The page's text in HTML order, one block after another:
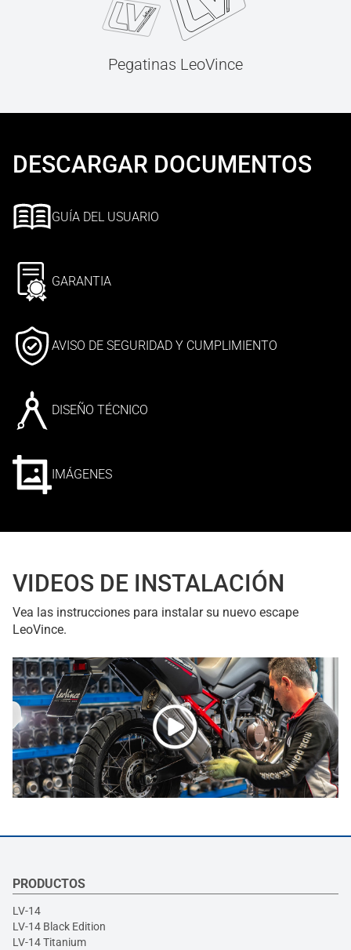
Pegatinas LeoVince
DESCARGAR DOCUMENTOS
GUÍA DEL USUARIO
GARANTIA
AVISO DE SEGURIDAD Y CUMPLIMIENTO
DISEÑO TÉCNICO
IMÁGENES
VIDEOS DE INSTALACIÓN
Vea las instrucciones para instalar su nuevo escape
LeoVince.
PRODUCTOS
LV-14
LV-14 Black Edition
LV-14 Titanium